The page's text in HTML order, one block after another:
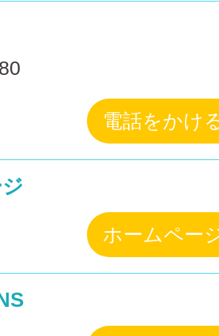
電話をかけ
ホームペー